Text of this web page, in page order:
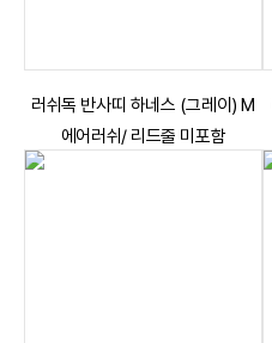
러쉬독 반사띠 하네스 (그레이) M
에어러쉬/ 리드줄 미포함